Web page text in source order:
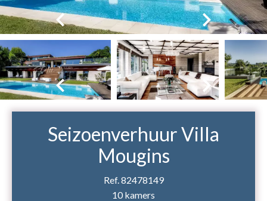
Seizoenverhuur Villa
Mougins
Ref. 82478149
10 kamers